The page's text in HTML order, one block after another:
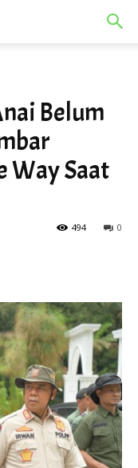
Belum
Way Saat
0
494